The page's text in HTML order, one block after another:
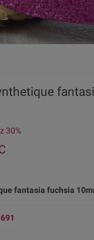
30%
fantasia fuchsia